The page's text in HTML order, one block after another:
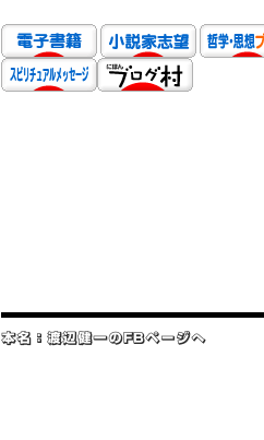
本名：渡辺健一のFBページへ